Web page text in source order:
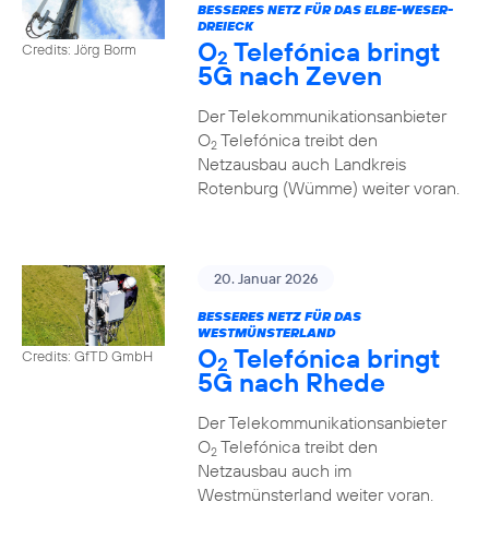
Credits: Jörg Borm
BESSERES NETZ FÜR DAS ELBE-WESER-
DREIECK
O2 Telefónica bringt
5G nach Zeven
Der Telekommunikationsanbieter
O2Telefónica treibt den
Netzausbau auch Landkreis
Rotenburg (Wümme) weiter voran.
Credits: GfTD GmbH
20. Januar 2026
BESSERES NETZ FÜR DAS
WESTMÜNSTERLAND
O2 Telefónica bringt
5G nach Rhede
Der Telekommunikationsanbieter
O2Telefónica treibt den
Netzausbau auch im
Westmünsterland weiter voran.